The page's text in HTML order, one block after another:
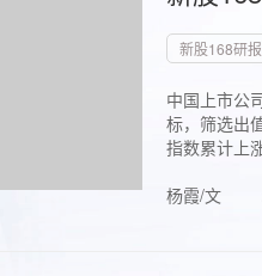
新股168研报
中国上市公
标，筛选出
指数累计上
杨霞/文